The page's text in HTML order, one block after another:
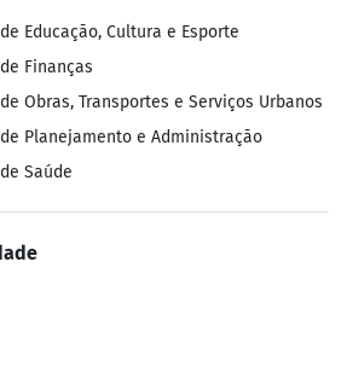
Educação, Cultura e Esporte
Finanças
Obras, Transportes e Serviços Urbanos
Planejamento e Administração
Saúde
de Agricultura, Meio Ambiente
de Assistência Social,
de Educação, Cultura e
de Finanças
de Obras, Transportes e
de Planejamento e